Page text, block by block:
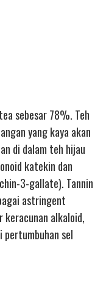
sebesar 78%. Teh
yang kaya akan
di dalam teh hijau
katekin dan
3-gallate). Tannin
astringent
keracunan alkaloid,
sel